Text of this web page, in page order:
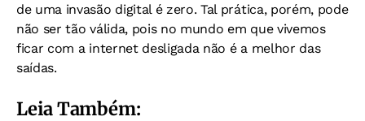
de uma invasão digital é zero. Tal prática, porém, pode
não ser tão válida, pois no mundo em que vivemos
ficar com a internet desligada não é a melhor das
saídas.
Leia Também: